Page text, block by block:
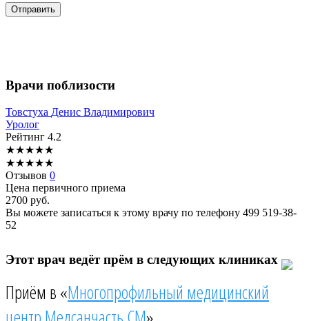
Врачи поблизости
Товстуха Денис Владимирович
Уролог
Рейтинг 4.2
★★★★★
★★★★★
Отзывов 0
Цена первичного приема
2700 руб.
Вы можете записаться к этому врачу по телефону 499 519-38-
52
Этот врач ведёт прём в следующих клиниках
Приём в «Многопрофильный медицинский